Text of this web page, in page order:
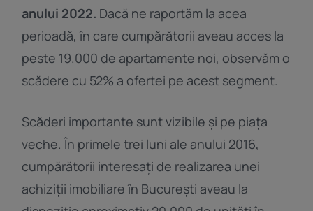
anului 2022. Dacă ne raportăm la acea
perioadă, în care cumpărătorii aveau acces la
peste 19.000 de apartamente noi, observăm o
scădere cu 52% a ofertei pe acest segment.
Scăderi importante sunt vizibile și pe piața
veche. În primele trei luni ale anului 2016,
cumpărătorii interesați de realizarea unei
achiziții imobiliare în București aveau la